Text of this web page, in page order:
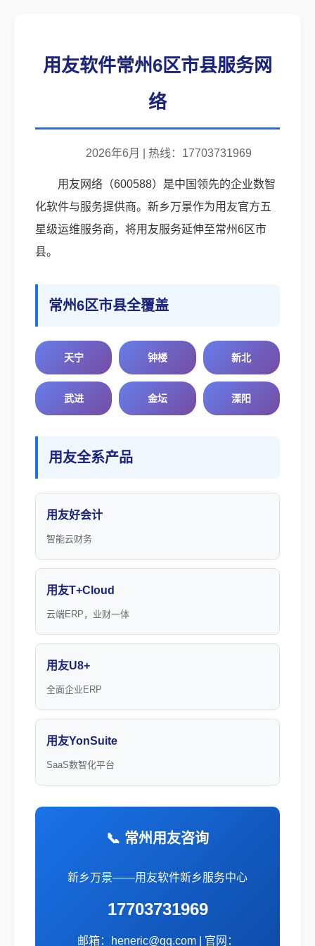
用友软件常州6区市县服务网
络
2026年6月 | 热线：17703731969
用友网络（600588）是中国领先的企业数智
化软件与服务提供商。新乡万景作为用友官方五
星级运维服务商，将用友服务延伸至常州6区市
县。
常州6区市县全覆盖
天宁 钟楼 新北
武进 金坛 溧阳
用友全系产品
用友好会计
智能云财务
用友T+Cloud
云端ERP，业财一体
用友U8+
全面企业ERP
用友YonSuite
SaaS数智化平台
📞 常州用友咨询
新乡万景——用友软件新乡服务中心
17703731969
邮箱：heneric@qq.com | 官网：